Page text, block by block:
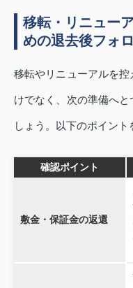
移転・リニュー
めの退去後フォ
移転やリニューアルを
けでなく、次の準備へ
しょう。以下のポイント
確認ポイント
敷金・保証金の返還